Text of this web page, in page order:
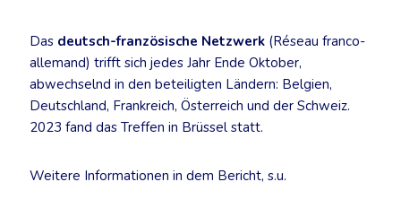
Das deutsch-französische Netzwerk (Réseau franco-
allemand) trifft sich jedes Jahr Ende Oktober,
abwechselnd in den beteiligten Ländern: Belgien,
Deutschland, Frankreich, Österreich und der Schweiz.
2023 fand das Treffen in Brüssel statt.
Weitere Informationen in dem Bericht, s.u.